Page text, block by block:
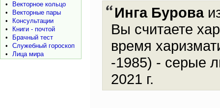
•
Векторное кольцо
•
Векторные пары
•
Консультации
•
Книги - почтой
•
Брачный тест
•
Служебный гороскоп
•
Лица мира
Инга Бурова
Вы считаете
время
-1985) - серые
2021 г.